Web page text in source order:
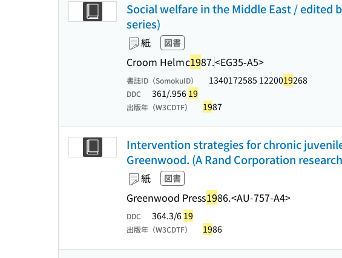
Social welfare in the Middle East / edited
series)
紙 図書
Croom Helmc1987.<EG35-A5>
書誌ID（SomokuID） 1340172585 1220019268
DDC 361/.956 19
出版年（W3CDTF） 1987
Intervention strategies for chronic
Greenwood. (A Rand Corporation
紙 図書
Greenwood Press1986.<AU-757-A4>
DDC 364.3/6 19
出版年（W3CDTF） 1986